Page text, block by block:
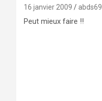
16 janvier 2009 abds69
Peut mieux faire !!